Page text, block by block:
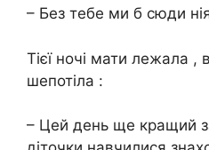
– Без тебе ми б сюди
Тієї ночі мати лежала ,
шепотіла :
– Цей день ще кращий